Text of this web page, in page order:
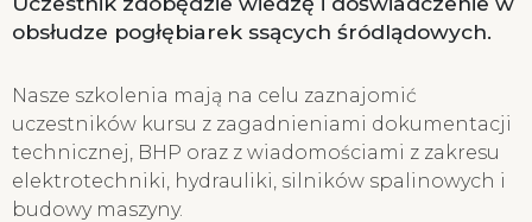
obsłudze pogłębiarek ssących śródlądowych.
Nasze szkolenia mają na celu zaznajomić
uczestników kursu z zagadnieniami dokumentacji
technicznej, BHP oraz z wiadomościami z zakresu
elektrotechniki, hydrauliki, silników spalinowych i
budowy maszyny.